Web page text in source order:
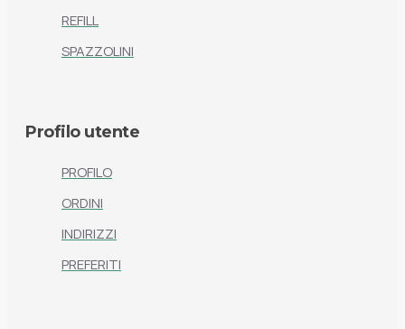
REFILL
SPAZZOLINI
Profilo utente
PROFILO
ORDINI
INDIRIZZI
PREFERITI